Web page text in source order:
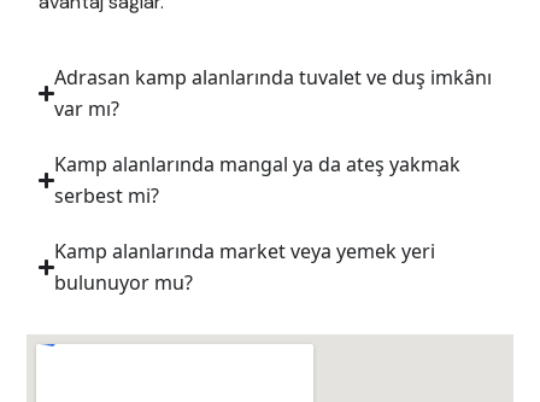
Adrasan kamp alanlarında tuvalet ve duş imkânı
var mı?
Kamp alanlarında mangal ya da ateş yakmak
serbest mi?
Kamp alanlarında market veya yemek yeri
bulunuyor mu?